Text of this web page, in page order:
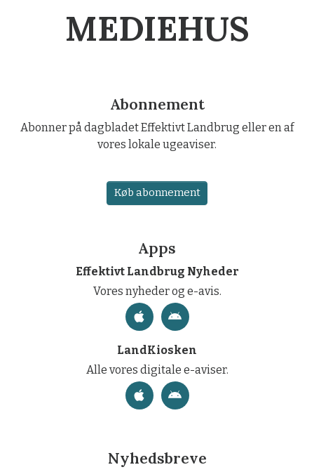
MEDIEHUS
Abonnement
Abonner på dagbladet Effektivt Landbrug eller en af
vores lokale ugeaviser.
Køb abonnement
Apps
Effektivt Landbrug Nyheder
Vores nyheder og e-avis.
LandKiosken
Alle vores digitale e-aviser.
Nyhedsbreve